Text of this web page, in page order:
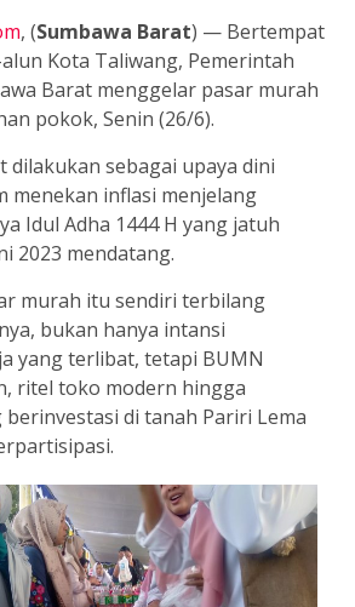
, (Sumbawa Barat) — Bertempat
Kota Taliwang, Pemerintah
Barat menggelar pasar murah
pokok, Senin (26/6).
dilakukan sebagai upaya dini
menekan inflasi menjelang
Idul Adha 1444 H yang jatuh
2023 mendatang.
murah itu sendiri terbilang
bukan hanya intansi
yang terlibat, tetapi BUMN
ritel toko modern hingga
di tanah Pariri Lema